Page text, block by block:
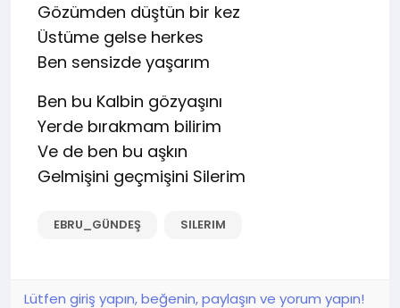
Gözümden düştün bir kez
Üstüme gelse herkes
Ben sensizde yaşarım
Ben bu Kalbin gözyaşını
Yerde bırakmam bilirim
Ve de ben bu aşkın
Gelmişini geçmişini Silerim
EBRU_GÜNDEŞ SILERIM
Lütfen giriş yapın, beğenin, paylaşın ve yorum yapın!